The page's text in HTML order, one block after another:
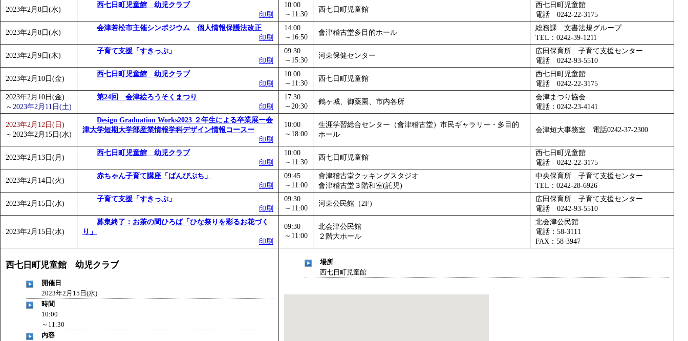
2023年2月8日(水)
西七日町児童館 幼児クラブ
印刷
10:00
～11:30
西七日町児童館
西七日町児童館
電話 0242-22-3175
2023年2月8日(水)
会津若松市主催シンポジウム 個人情報保護法改正
印刷
14:00
～16:50
會津稽古堂多目的ホール
総務課 文書法規グループ
TEL：0242-39-1211
2023年2月9日(木)
子育て支援「すきっぷ」
印刷
09:30
～15:30
河東保健センター
広田保育所 子育て支援センター
電話 0242-93-5510
2023年2月10日(金)
西七日町児童館 幼児クラブ
印刷
10:00
～11:30
西七日町児童館
西七日町児童館
電話 0242-22-3175
2023年2月10日(金)
～ 2023年2月11日(土)
第24回 会津絵ろうそくまつり
印刷
17:30
～20:30
鶴ヶ城、御薬園、市内各所
会津まつり協会
電話：0242-23-4141
2023年2月12日(日)
～ 2023年2月15日(水)
Design Graduation Works2023 ２年生による卒業展ー会
津大学短期大学部産業情報学科デザイン情報コースー
印刷
10:00
～18:00
生涯学習総合センター（會津稽古堂）市民ギャラリー・多目的
ホール
会津短大事務室 電話0242-37-2300
2023年2月13日(月)
西七日町児童館 幼児クラブ
印刷
10:00
～11:30
西七日町児童館
西七日町児童館
電話 0242-22-3175
2023年2月14日(火)
赤ちゃん子育て講座「ばんびぷち」
印刷
09:45
～11:00
會津稽古堂クッキングスタジオ
會津稽古堂３階和室(託児)
中央保育所 子育て支援センター
TEL：0242-28-6926
2023年2月15日(水)
子育て支援「すきっぷ」
印刷
09:30
～11:00
河東公民館（2F）
広田保育所 子育て支援センター
電話 0242-93-5510
2023年2月15日(水)
募集終了：お茶の間ひろば「ひな祭りを彩るお花づく
り」
印刷
09:30
～11:00
北会津公民館
２階大ホール
北会津公民館
電話：58-3111
FAX：58-3947
西七日町児童館 幼児クラブ
開催日
2023年2月15日(水)
時間
10:00
～11:30
内容
場所
西七日町児童館